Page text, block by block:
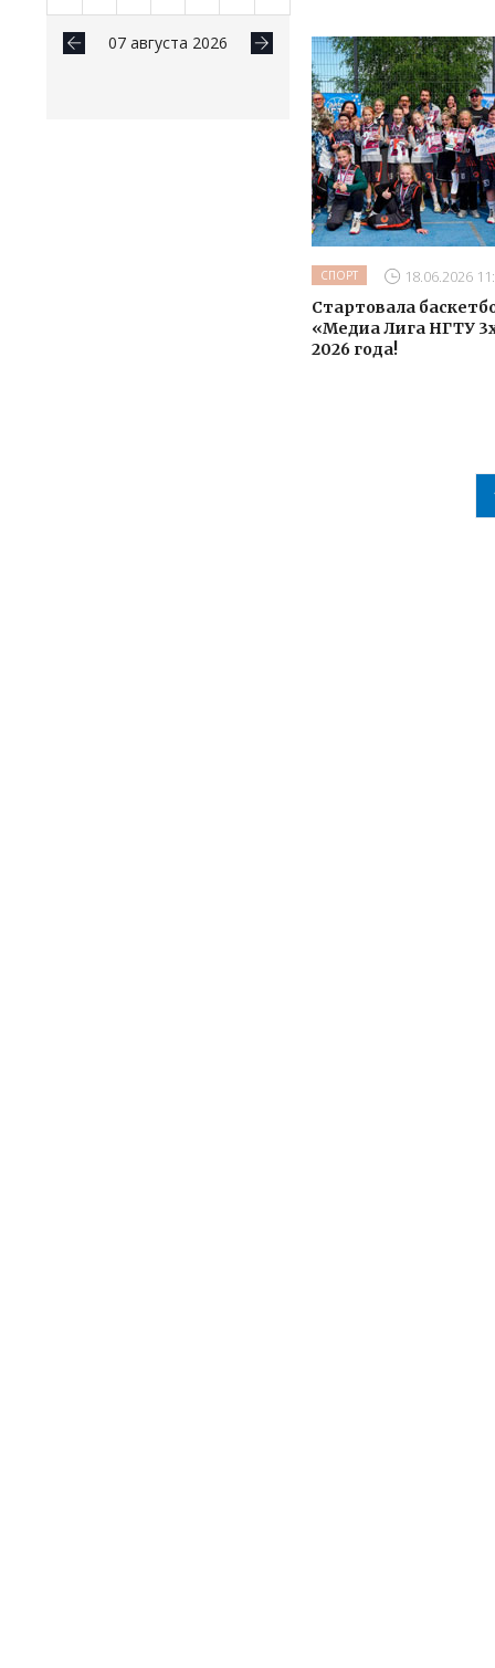
07 августа 2026
СПОРТ
18.06.2026
Стартовала
«Медиа Лига НГТУ
2026 года!